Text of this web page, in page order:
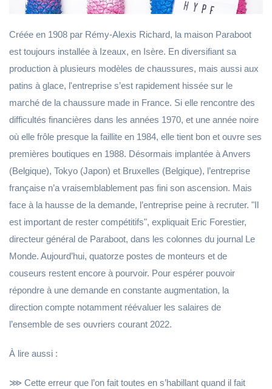
Créée en 1908 par Rémy-Alexis Richard, la maison Paraboot
est toujours installée à Izeaux, en Isère. En diversifiant sa
production à plusieurs modèles de chaussures, mais aussi aux
patins à glace, l'entreprise s’est rapidement hissée sur le
marché de la chaussure made in France. Si elle rencontre des
difficultés financières dans les années 1970, et une année noire
où elle frôle presque la faillite en 1984, elle tient bon et ouvre ses
premières boutiques en 1988. Désormais implantée à Anvers
(Belgique), Tokyo (Japon) et Bruxelles (Belgique), l’entreprise
française n’a vraisemblablement pas fini son ascension. Mais
face à la hausse de la demande, l’entreprise peine à recruter. "Il
est important de rester compétitifs", expliquait Eric Forestier,
directeur général de Paraboot, dans les colonnes du journal Le
Monde. Aujourd’hui, quatorze postes de monteurs et de
couseurs restent encore à pourvoir. Pour espérer pouvoir
répondre à une demande en constante augmentation, la
direction compte notamment réévaluer les salaires de
l’ensemble de ses ouvriers courant 2022.
À lire aussi :
⋙ Cette erreur que l’on fait toutes en s’habillant quand il fait